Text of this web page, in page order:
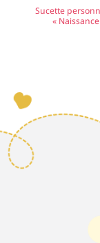
Sucette
«